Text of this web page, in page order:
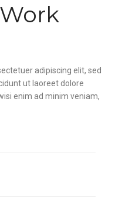
adipiscing elit, sed
ut laoreet dolore
enim ad minim veniam,